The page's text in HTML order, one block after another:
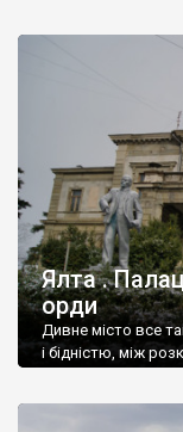
Ялта .
орди
Дивне місто все
і бідністю, між